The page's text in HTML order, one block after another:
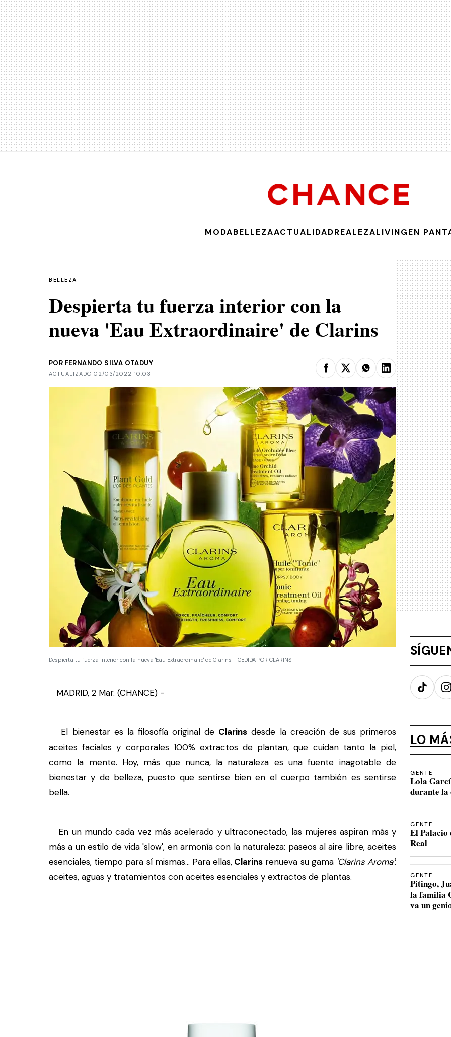
MODABELLEZAACTUALIDADREALEZALIVINGEN
BELLEZA
Despierta tu fuerza interior con la
nueva 'Eau Extraordinaire' de Clarins
POR FERNANDO SILVA OTADUY
ACTUALIZADO 02/03/2022 10:03
Despierta tu fuerza interior con la nueva 'Eau Extraordinaire' de Clarins - CEDIDA POR CLARINS
MADRID, 2 Mar. (CHANCE) -
El bienestar es la filosofía original de Clarins desde la creación de sus primeros
aceites faciales y corporales 100% extractos de plantan, que cuidan tanto la piel,
como la mente. Hoy, más que nunca, la naturaleza es una fuente inagotable de
bienestar y de belleza, puesto que sentirse bien en el cuerpo también es sentirse
bella.
En un mundo cada vez más acelerado y ultraconectado, las mujeres aspiran más y
más a un estilo de vida 'slow', en armonía con la naturaleza: paseos al aire libre, aceites
esenciales, tiempo para sí mismas... Para ellas, Clarins renueva su gama 'Clarins Aroma':
aceites, aguas y tratamientos con aceites esenciales y extractos de plantas.
TikTok
LO
GENTE
Lola
durante la
GENTE
El
Real
GENTE
Pitingo,
la familia
va un